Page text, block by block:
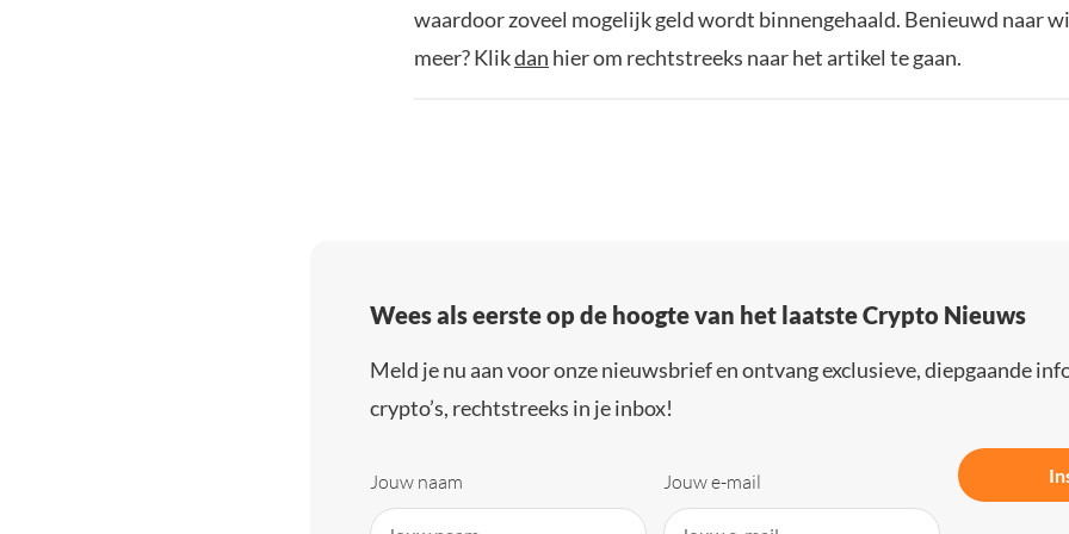
waardoor zoveel mogelijk geld wordt binnengehaald. Benieuwd naar
meer? Klikdan hier om rechtstreeks naar het artikel te gaan.
Wees als eerste op de hoogte van het laatste Crypto Nieuws
Meld je nu aan voor onze nieuwsbrief en ontvang exclusieve, diepgaande
crypto’s, rechtstreeks in je inbox!
Jouw naam Jouw e-mail